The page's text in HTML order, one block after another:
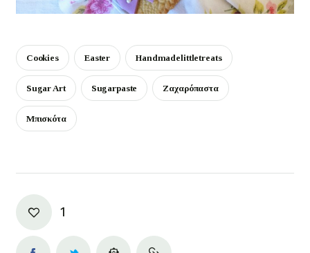
Cookies Easter Handmadelittletreats
Sugar Art Sugarpaste Ζαχαρόπαστα
Μπισκότα
1